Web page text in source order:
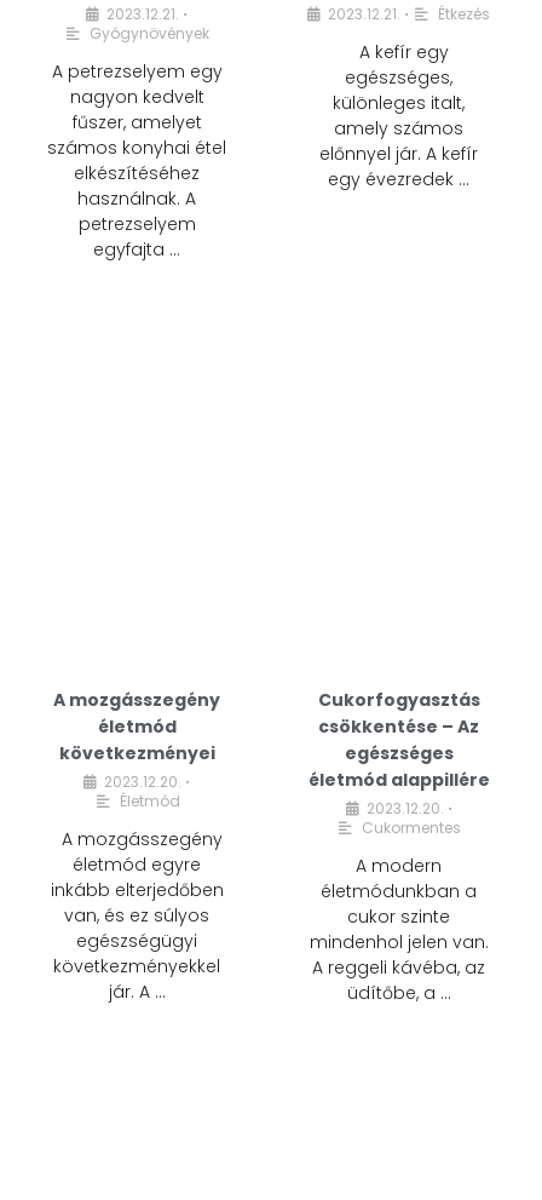
2023.12.21. •
Gyógynövények
A petrezselyem egy
nagyon kedvelt
fűszer, amelyet
számos konyhai étel
elkészítéséhez
használnak. A
petrezselyem
egyfajta …
2023.12.21. • Étkezés
A kefír egy
egészséges,
különleges italt,
amely számos
előnnyel jár. A kefír
egy évezredek …
A mozgásszegény
életmód
következményei
2023.12.20. •
Életmód
A mozgásszegény
életmód egyre
inkább elterjedőben
van, és ez súlyos
egészségügyi
következményekkel
jár. A …
Cukorfogyasztás
csökkentése – Az
egészséges
életmód alappillére
2023.12.20. •
Cukormentes
A modern
életmódunkban a
cukor szinte
mindenhol jelen van.
A reggeli kávéba, az
üdítőbe, a …